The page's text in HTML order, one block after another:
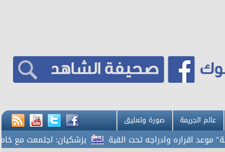
عالم الجريمة صورة وتعليق
اقراره وادراجه تحت القبة بزشكيان: اجتمعت مع خامنئي لـ 7